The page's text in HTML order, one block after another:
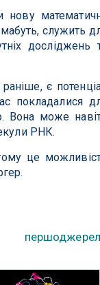
нову
служить
досліджень
є
покладалися
Вона може
РНК.
це